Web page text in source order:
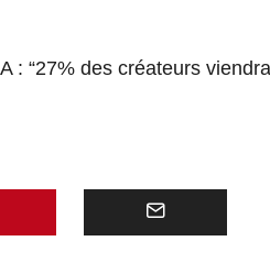
: “27% des créateurs